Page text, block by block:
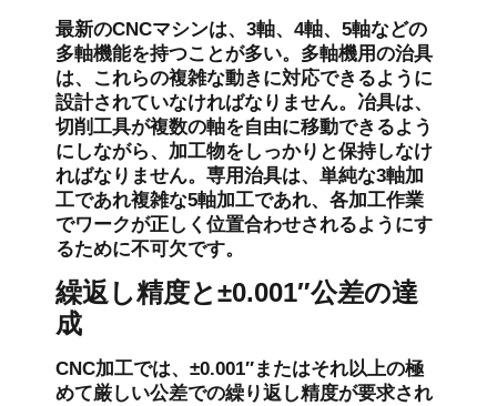
最新のCNCマシンは、3軸、4軸、5軸などの
多軸機能を持つことが多い。多軸機用の治具
は、これらの複雑な動きに対応できるように
設計されていなければなりません。冶具は、
切削工具が複数の軸を自由に移動できるよう
にしながら、加工物をしっかりと保持しなけ
ればなりません。専用治具は、単純な3軸加
工であれ複雑な5軸加工であれ、各加工作業
でワークが正しく位置合わせされるようにす
るために不可欠です。
繰返し精度と±0.001″公差の達
成
CNC加工では、±0.001″またはそれ以上の極
めて厳しい公差での繰り返し精度が要求され